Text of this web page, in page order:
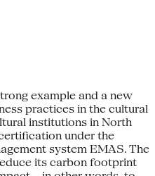
example and a new
practices in the cultural
institutions in North
under the
system EMAS. The
its carbon footprint